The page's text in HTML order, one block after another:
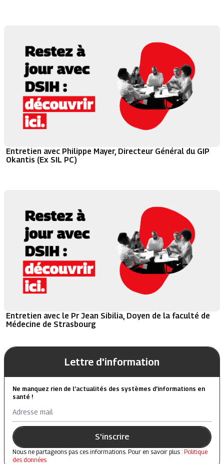
Entretien avec Philippe Mayer, Directeur Général du GIP
Okantis (Ex SIL PC)
Entretien avec le Pr Jean Sibilia, Doyen de la faculté de
Médecine de Strasbourg
Lettre d'information
Ne manquez rien de l’actualités des systèmes d’informations en
santé !
Adresse mail
S'inscrire
Nous ne partageons pas ces informations. Pour en savoir plus : Politique
des données